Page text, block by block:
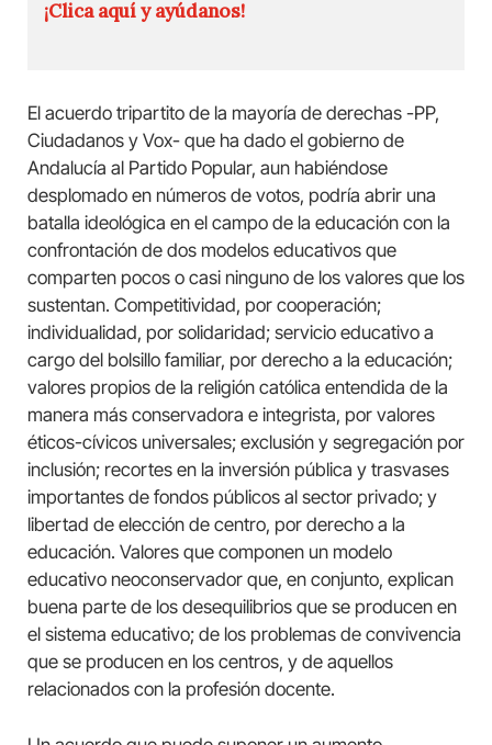
¡Clica aquí y ayúdanos!
El acuerdo tripartito de la mayoría de derechas -PP,
Ciudadanos y Vox- que ha dado el gobierno de
Andalucía al Partido Popular, aun habiéndose
desplomado en números de votos, podría abrir una
batalla ideológica en el campo de la educación con la
confrontación de dos modelos educativos que
comparten pocos o casi ninguno de los valores que los
sustentan. Competitividad, por cooperación;
individualidad, por solidaridad; servicio educativo a
cargo del bolsillo familiar, por derecho a la educación;
valores propios de la religión católica entendida de la
manera más conservadora e integrista, por valores
éticos-cívicos universales; exclusión y segregación por
inclusión; recortes en la inversión pública y trasvases
importantes de fondos públicos al sector privado; y
libertad de elección de centro, por derecho a la
educación. Valores que componen un modelo
educativo neoconservador que, en conjunto, explican
buena parte de los desequilibrios que se producen en
el sistema educativo; de los problemas de convivencia
que se producen en los centros, y de aquellos
relacionados con la profesión docente.